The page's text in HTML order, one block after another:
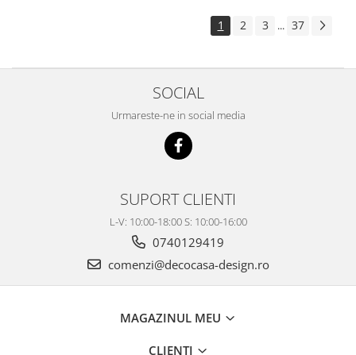
1 2 3 ... 37
SOCIAL
Urmareste-ne in social media
SUPORT CLIENTI
L-V: 10:00-18:00 S: 10:00-16:00
0740129419
comenzi@decocasa-design.ro
MAGAZINUL MEU
CLIENTI